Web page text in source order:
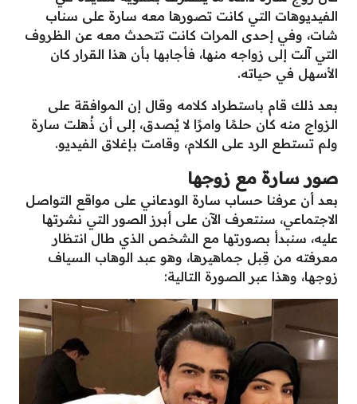
الفيديوهات التي كانت تصورها معه سارة على سناب
شات، وفي إحدى المرات كانت تتحدث معه عن الظروف
التي آلت إلى زواجه منها، فأجابها بأن هذا القرار كان
الأسهل في حياته.
بعد ذلك قام باستطراد كلامه وقال إن الموافقة على
الزواج منه كان حلمًا وامرًا لا يُصدق، إلى أن ذُهلت سارة
ولم تستطع الرد على الكلام، وقامت بإغلاق الفيديو.
صور سارة مع زوجها
بعد أن عرفنا حساب سارة الودعاني على مواقع التواصل
الاجتماعي، سنتعرف الآن على أبرز الصور التي نشرتها
عليه، سنبدأ بصورتها مع الشخص الذي طال انتظار
معرفته من قِبل جماهيرها، وهو عبد الوهاب السياف
زوجها، وهذا عبر الصورة التالية: